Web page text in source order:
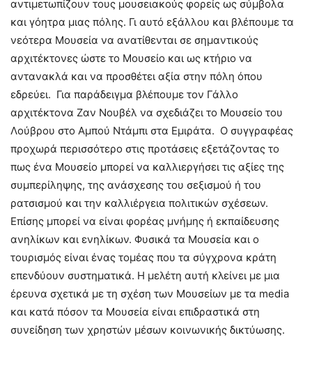
αντιμετωπίζουν τους μουσειακούς φορείς ως σύμβολα
και γόητρα μιας πόλης. Γι αυτό εξάλλου και βλέπουμε τα
νεότερα Μουσεία να ανατίθενται σε σημαντικούς
αρχιτέκτονες ώστε το Μουσείο και ως κτήριο να
αντανακλά και να προσθέτει αξία στην πόλη όπου
εδρεύει. Για παράδειγμα βλέπουμε τον Γάλλο
αρχιτέκτονα Ζαν Νουβέλ να σχεδιάζει το Μουσείο του
Λούβρου στο Αμπού Ντάμπι στα Εμιράτα. Ο συγγραφέας
προχωρά περισσότερο στις προτάσεις εξετάζοντας το
πως ένα Μουσείο μπορεί να καλλιεργήσει τις αξίες της
συμπερίληψης, της ανάσχεσης του σεξισμού ή του
ρατσισμού και την καλλιέργεια πολιτικών σχέσεων.
Επίσης μπορεί να είναι φορέας μνήμης ή εκπαίδευσης
ανηλίκων και ενηλίκων. Φυσικά τα Μουσεία και ο
τουρισμός είναι ένας τομέας που τα σύγχρονα κράτη
επενδύουν συστηματικά. Η μελέτη αυτή κλείνει με μια
έρευνα σχετικά με τη σχέση των Μουσείων με τα media
και κατά πόσον τα Μουσεία είναι επιδραστικά στη
συνείδηση των χρηστών μέσων κοινωνικής δικτύωσης.